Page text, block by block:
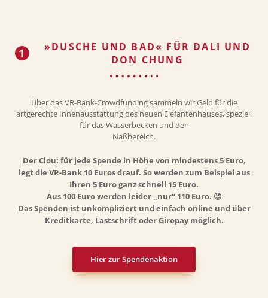
»DUSCHE UND BAD« FÜR DALI UND
DON CHUNG
Über das VR-Bank-Crowdfunding sammeln wir Geld für die
artgerechte Innenausstattung des neuen Elefantenhauses, speziell
für das Wasserbecken und den
Naßbereich.
Der Clou: für jede Spende in Höhe von mindestens 5 Euro,
legt die VR-Bank 10 Euros drauf. So werden zum Beispiel aus
Ihren 5 Euro ganz schnell 15 Euro.
Aus 100 Euro werden leider „nur“ 110 Euro. 😉
Das Spenden ist unkompliziert und einfach online und über
Kreditkarte, Lastschrift oder Giropay möglich.
Hier zur Spendenaktion